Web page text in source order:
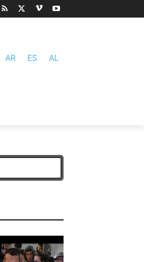
AR ES AL